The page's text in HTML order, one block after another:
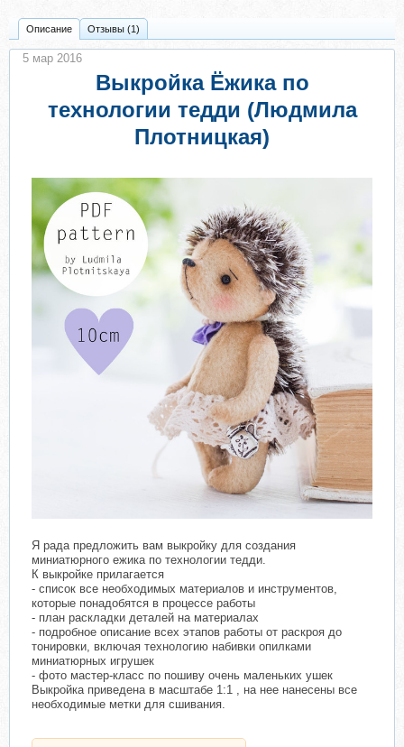
Описание Отзывы (1)
Выкройка Ёжика по
технологии тедди (Людмила
Плотницкая)
Я рада предложить вам выкройку для создания
миниатюрного ежика по технологии тедди.
К выкройке прилагается
- список все необходимых материалов и инструментов,
которые понадобятся в процессе работы
- план раскладки деталей на материалах
- подробное описание всех этапов работы от раскроя до
тонировки, включая технологию набивки опилками
миниатюрных игрушек
- фото мастер-класс по пошиву очень маленьких ушек
Выкройка приведена в масштабе 1:1 , на нее нанесены все
необходимые метки для сшивания.
5 мар 2016